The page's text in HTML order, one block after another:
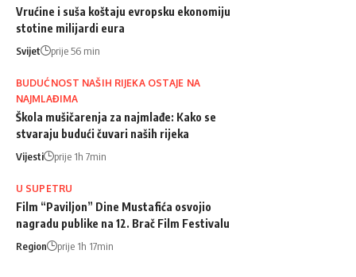
Vrućine i suša koštaju evropsku ekonomiju
stotine milijardi eura
Svijet prije 56 min
BUDUĆNOST NAŠIH RIJEKA OSTAJE NA
NAJMLAĐIMA
Škola mušičarenja za najmlađe: Kako se
stvaraju budući čuvari naših rijeka
Vijesti prije 1h 7min
U SUPETRU
Film “Paviljon” Dine Mustafića osvojio
nagradu publike na 12. Brač Film Festivalu
Region prije 1h 17min